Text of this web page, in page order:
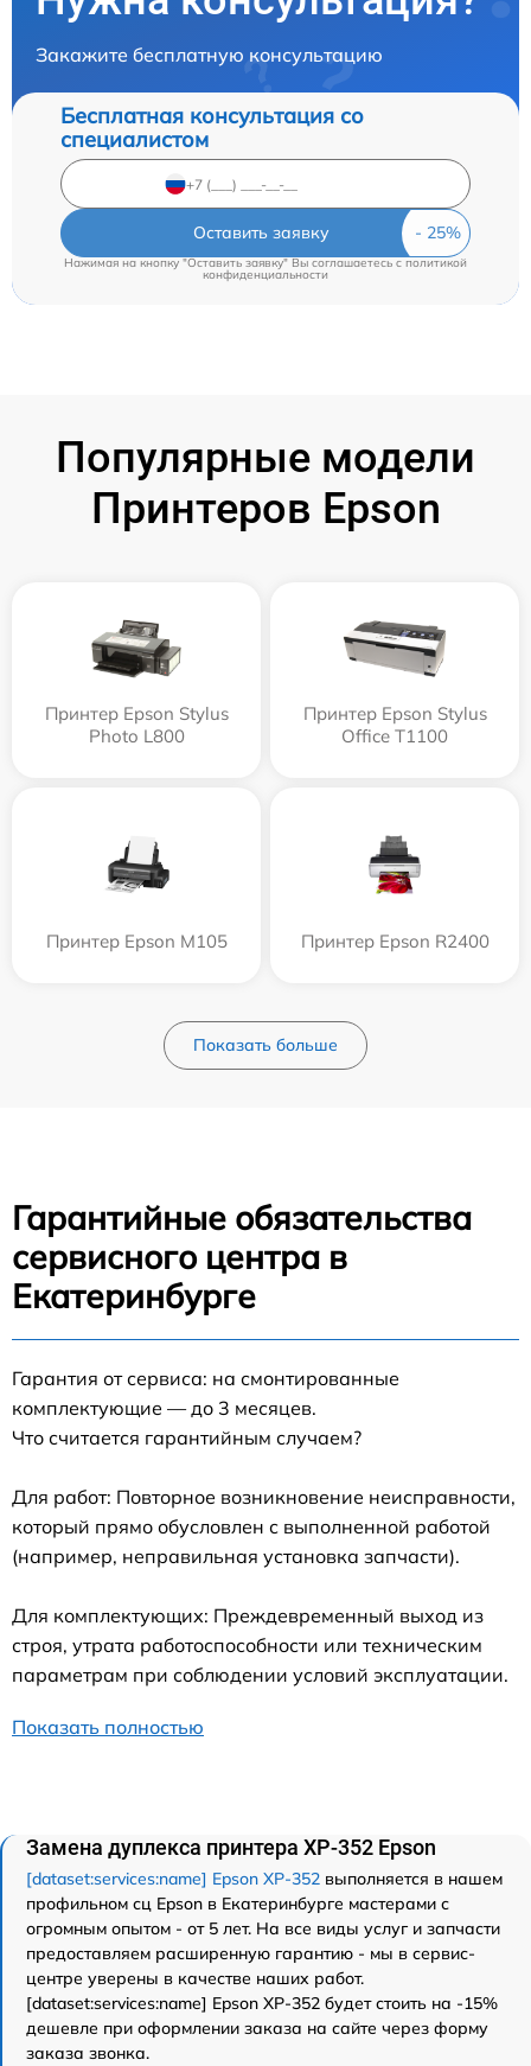
Закажите бесплатную консультацию
Бесплатная консультация со
специалистом
Оставить заявку
Нажимая на кнопку "Оставить заявку" Вы соглашаетесь c политикой
конфиденциальности
Популярные модели
Принтеров Epson
Принтер Epson Stylus
Photo L800
Принтер Epson Stylus
Office T1100
Принтер Epson M105 Принтер Epson R2400
Показать больше
Гарантийные обязательства
сервисного центра в
Екатеринбурге
Гарантия от сервиса: на смонтированные
комплектующие — до 3 месяцев.
Что считается гарантийным случаем?
Для работ: Повторное возникновение неисправности,
который прямо обусловлен с выполненной работой
(например, неправильная установка запчасти).
Для комплектующих: Преждевременный выход из
строя, утрата работоспособности или техническим
параметрам при соблюдении условий эксплуатации.
Показать полностью
Замена дуплекса принтера XP-352 Epson
[dataset:services:name] Epson XP-352 выполняется в нашем
профильном сц Epson в Екатеринбурге мастерами с
огромным опытом - от 5 лет. На все виды услуг и запчасти
предоставляем расширенную гарантию - мы в сервис-
центре уверены в качестве наших работ.
[dataset:services:name] Epson XP-352 будет стоить на -15%
дешевле при оформлении заказа на сайте через форму
заказа звонка.